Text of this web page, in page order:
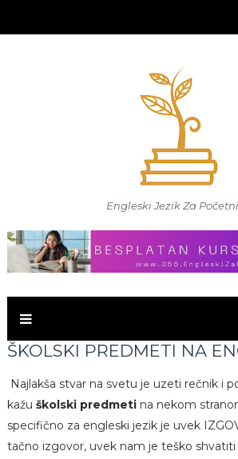
Engleski Jezik Za
ŠKOLSKI PREDMETI NA
Najlakša stvar na svetu je uzeti rečnik i
kažu školski predmetina nekom
specifično za engleski jezik je uvek
tačno izgovor, uvek nam je teško shvatiti